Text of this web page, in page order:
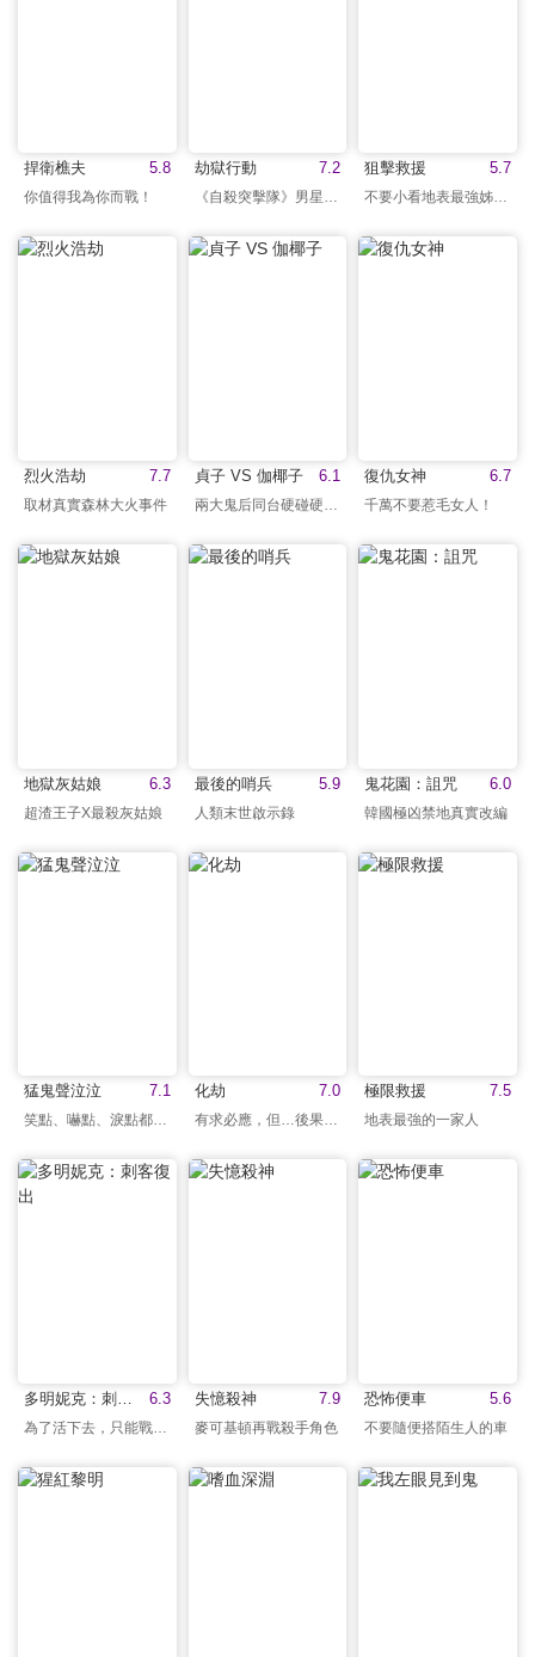
5.8
捍衛樵夫
你值得我為你而戰！
7.2
劫獄行動
《自殺突擊隊》男星主演
5.7
狙擊救援
不要小看地表最強姊姊！
7.7
烈火浩劫
取材真實森林大火事件
6.1
貞子‬ VS ‪伽椰子
兩大鬼后同台硬碰硬激戰
6.7
復仇女神
千萬不要惹毛女人！
6.3
地獄灰姑娘
超渣王子X最殺灰姑娘
5.9
最後的哨兵
人類末世啟示錄
6.0
鬼花園：詛咒
韓國極凶禁地真實改編
7.1
猛鬼聲泣泣
笑點、嚇點、淚點都有！
7.0
化劫
有求必應，但…後果自負
7.5
極限救援
地表最強的一家人
6.3
多明妮克：刺客復出
為了活下去，只能戰鬥！
7.9
失憶殺神
麥可基頓再戰殺手角色
5.6
恐怖便車
不要隨便搭陌生人的車